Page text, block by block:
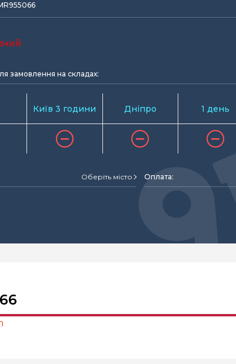
замовлення на складах:
Київ 3 години Дніпро 1 день
Оберіть місто Оплата: